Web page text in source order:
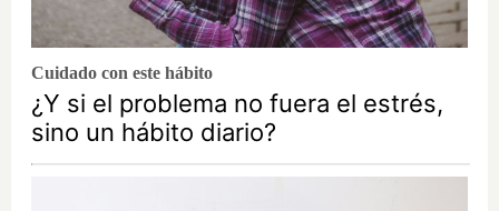
Cuidado con este hábito
¿Y si el problema no fuera el estrés,
sino un hábito diario?